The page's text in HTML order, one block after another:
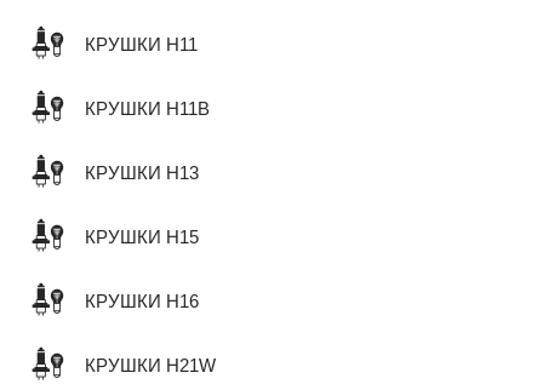
КРУШКИ H11
КРУШКИ H11B
КРУШКИ H13
КРУШКИ H15
КРУШКИ H16
КРУШКИ H21W